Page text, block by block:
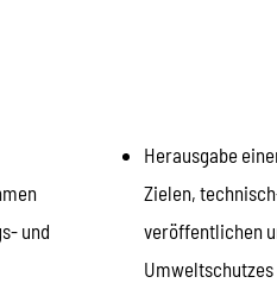
und
Herausgabe
Zielen,
veröffentlichen